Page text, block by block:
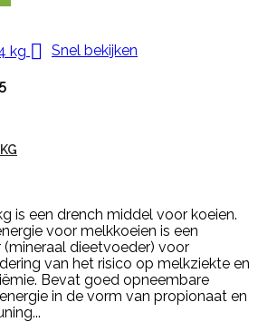
 Snel bekijken
is een drench middel voor koeien.
voor melkkoeien is een
dieetvoeder) voor
van het risico op melkziekte en
Bevat goed opneembare
in de vorm van propionaat en